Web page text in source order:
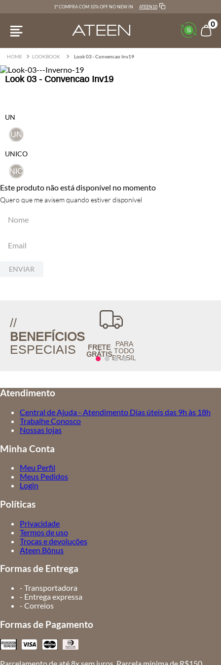
1ª COMPRA COM 10% OFF NO NEW IN ATEEN10
0
LOOKBOOK Look 03 - Convencao Inv19
Look 03 - Convencao Inv19
UNICO
UNICO
UN
UN
Este produto não está disponível no momento
Quero que me avisem quando estiver disponível
ENVIAR
//
BENEFÍCIOS
ESPECIAIS
FRETE
GRÁTIS
PARA
TODO
BRASIL
Atendimento
Central de Ajuda - Atendimento Dias úteis das 9h às 18h
Trabalhe Conosco
Nossas lojas
Minha Conta
Meu Perfil
Meus Pedidos
Login
Políticas
Privacidade
Termos de uso
Trocas e devoluções
Ateen Bônus
Formas de Entrega
- Transportadora
- Entrega expressa
- Correios
Formas de Pagamento
Parcelamento de até 8x sem juros. Parcela mínima de R$150